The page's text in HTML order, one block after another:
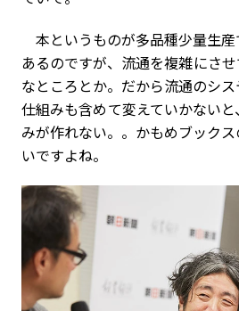
本というものが多品種少量生
あるのですが、流通を複雑にさ
なところとか。だから流通のシ
仕組みも含めて変えていかない
みが作れない。。かもめブック
いですよね。